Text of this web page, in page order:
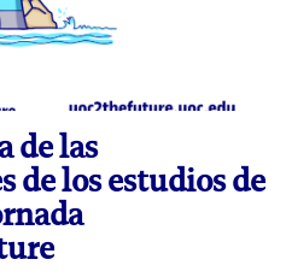
de las
de los estudios de